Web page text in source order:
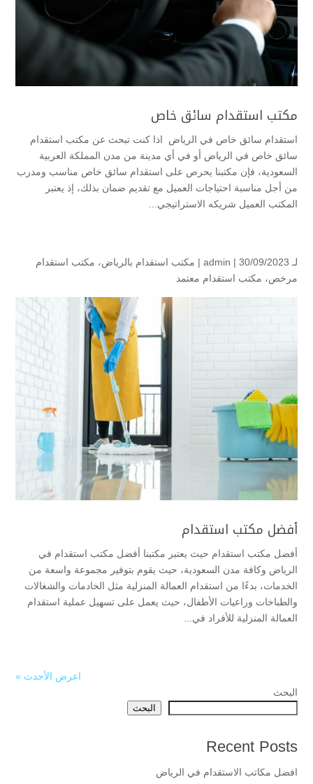
مكتب استقدام سائق خاص
استقدام سائق خاص في الرياض اذا كنت تبحث عن مكتب استقدام
سائق خاص في الرياض أو في أي مدينة من مدن المملكة العربية
السعودية، فإن مكتبنا يحرص على استقدام سائق خاص مناسب ومدرب
من أجل مناسبة احتياجات العميل مع تقديم ضمان بذلك، إذ يعتبر
المكتب العميل شريكه الاستراتيجي...
لـ admin | 30/09/2023 | مكتب استقدام بالرياض، مكتب استقدام
مرخص، مكتب استقدام معتمد
أفضل مكتب استقدام
أفضل مكتب استقدام حيث يعتبر مكتبنا أفضل مكتب استقدام في
الرياض وكافة مدن السعودية، حيث يقوم بتوفير مجموعة واسعة من
الخدمات، بدءًا من استقدام العمالة المنزلية مثل الخادمات والشغالات
والطباخات وراعيات الأطفال، حيث يعمل على تسهيل عملية استقدام
العمالة المنزلية للأفراد في...
اعرض الأحدث »
البحث
البحث
Recent Posts
افضل مكاتب الاستقدام في الرياض